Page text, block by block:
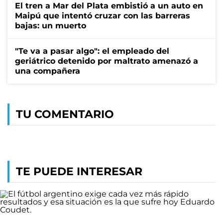
El tren a Mar del Plata embistió a un auto en
Maipú que intentó cruzar con las barreras
bajas: un muerto
"Te va a pasar algo": el empleado del
geriátrico detenido por maltrato amenazó a
una compañera
TU COMENTARIO
TE PUEDE INTERESAR